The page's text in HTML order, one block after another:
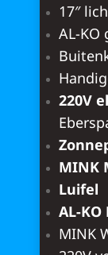
17″
AL-KO
220V
MINK
Luifel
AL-
MINK